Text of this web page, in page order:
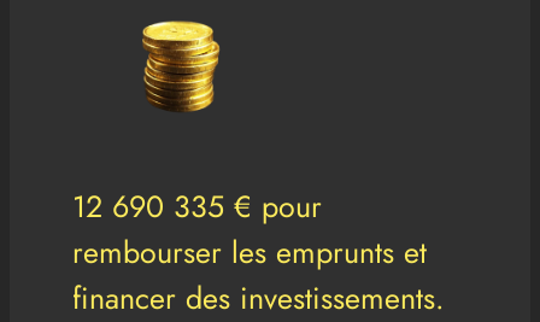
12 690 335 € pour
rembourser les emprunts et
financer des investissements.